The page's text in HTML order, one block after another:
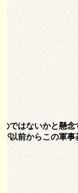
ではないかと懸
以前からこの軍